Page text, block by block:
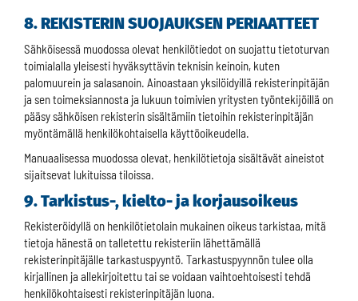
8. REKISTERIN SUOJAUKSEN PERIAATTEET
Sähköisessä muodossa olevat henkilötiedot on suojattu tietoturvan
toimialalla yleisesti hyväksyttävin teknisin keinoin, kuten
palomuurein ja salasanoin. Ainoastaan yksilöidyillä rekisterinpitäjän
ja sen toimeksiannosta ja lukuun toimivien yritysten työntekijöillä on
pääsy sähköisen rekisterin sisältämiin tietoihin rekisterinpitäjän
myöntämällä henkilökohtaisella käyttöoikeudella.
Manuaalisessa muodossa olevat, henkilötietoja sisältävät aineistot
sijaitsevat lukituissa tiloissa.
9. Tarkistus-, kielto- ja korjausoikeus
Rekisteröidyllä on henkilötietolain mukainen oikeus tarkistaa, mitä
tietoja hänestä on talletettu rekisteriin lähettämällä
rekisterinpitäjälle tarkastuspyyntö. Tarkastuspyynnön tulee olla
kirjallinen ja allekirjoitettu tai se voidaan vaihtoehtoisesti tehdä
henkilökohtaisesti rekisterinpitäjän luona.